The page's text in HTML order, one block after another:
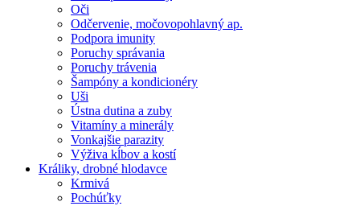
Oči
Odčervenie, močovopohlavný ap.
Podpora imunity
Poruchy správania
Poruchy trávenia
Šampóny a kondicionéry
Uši
Ústna dutina a zuby
Vitamíny a minerály
Vonkajšie parazity
Výživa kĺbov a kostí
Králiky, drobné hlodavce
Krmivá
Pochúťky